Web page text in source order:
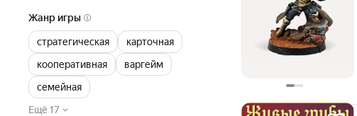
Жанр игры
стратегическая
карточная
кооперативная
варгейм
семейная
Ещё 17